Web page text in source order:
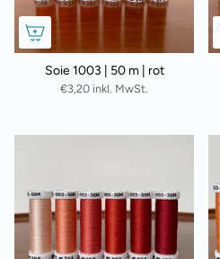
Soie 1003 | 50 m | rot
€3,20 inkl. MwSt.